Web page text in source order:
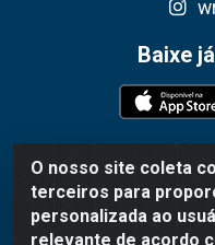
O nosso site coleta
terceiros para
personalizada ao
relevante de acordo
Baixe
WR Embalagens - R.
Grogotó -